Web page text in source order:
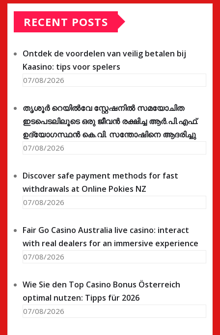
RECENT POSTS
Ontdek de voordelen van veilig betalen bij
Kaasino: tips voor spelers
07/08/2026
തൃശൂർ റെയിൽവേ സ്റ്റേഷനിൽ സമയോചിത
ഇടപെടലിലൂടെ ഒരു ജീവൻ രക്ഷിച്ച ആർ.പി.എഫ്.
ഉദ്യോഗസ്ഥൻ കെ.വി. സന്തോഷിനെ ആദരിച്ചു
07/08/2026
Discover safe payment methods for fast
withdrawals at Online Pokies NZ
07/08/2026
Fair Go Casino Australia live casino: interact
with real dealers for an immersive experience
07/08/2026
Wie Sie den Top Casino Bonus Österreich
optimal nutzen: Tipps für 2026
07/08/2026